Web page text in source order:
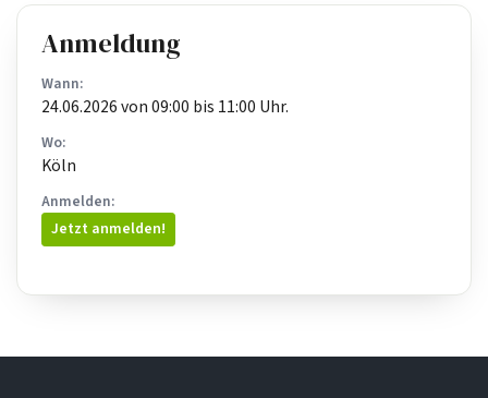
Anmeldung
Wann:
24.06.2026 von 09:00 bis 11:00 Uhr.
Wo:
Köln
Anmelden:
Jetzt anmelden!